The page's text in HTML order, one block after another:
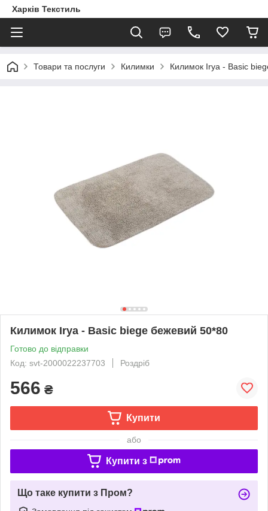
Харків Текстиль
Товари та послуги Килимки Килимок Irya - Basic
Килимок Irya - Basic biege бежевий 50*80
Готово до відправки
Код: svt-2000022237703
Роздріб
566 ₴
Купити
або
Купити з
Що таке купити з Пром?